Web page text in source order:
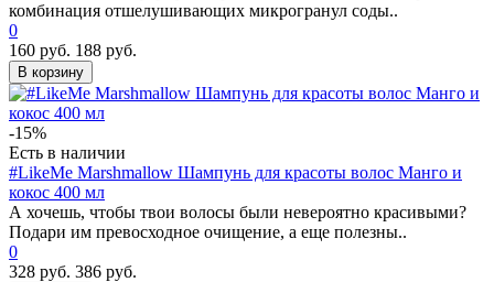
комбинация отшелушивающих микрогранул соды..
0
160 руб. 188 руб.
В корзину
-15%
Есть в наличии
#LikeMe Marshmallow Шампунь для красоты волос Манго и
кокос 400 мл
А хочешь, чтобы твои волосы были невероятно красивыми?
Подари им превосходное очищение, а еще полезны..
0
328 руб. 386 руб.